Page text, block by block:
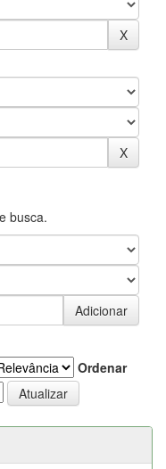
busca.
Ordenar